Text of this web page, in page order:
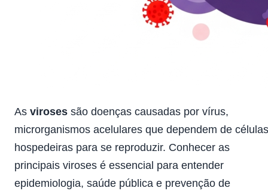
As viroses são doenças causadas por vírus,
microrganismos acelulares que dependem de células
hospedeiras para se reproduzir. Conhecer as
principais viroses é essencial para entender
epidemiologia, saúde pública e prevenção de